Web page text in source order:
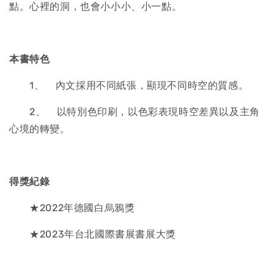
點。心裡的洞，也會小小小、小一點。
本書特色
1、 內文採用不同紙張，顯現不同時空的質感。
2、 以特別色印刷，以色彩表現時空差異以及主角
心境的轉變。
得獎紀錄
★2022年德國白烏鴉獎
★2023年台北國際書展書展大獎